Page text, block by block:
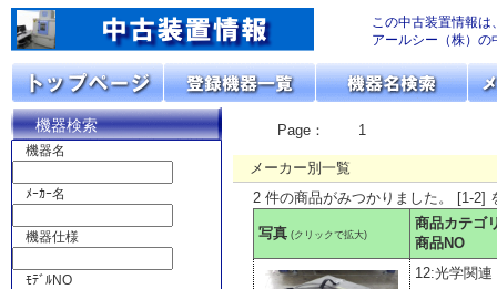
この中古装置情報は
アールシー（株）
機器検索
機器名
ﾒｰｶｰ名
機器仕様
ﾓﾃﾞﾙNO
Page： 1
メーカー別一覧
2 件の商品がみつかりました。 [1-2]
写真 (クリックで拡大)
商品カテゴ
商品NO
12:光学関連